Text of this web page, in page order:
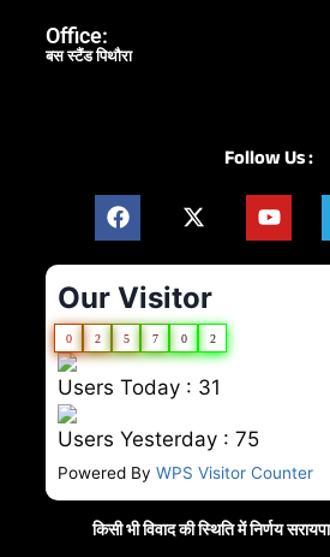
Office:
बस स्टैंड पिथौरा
Follow Us :
Our Visitor
0 2 5 7 0 2
Users Today : 31
Users Yesterday : 75
Powered By WPS Visitor Counter
किसी भी विवाद की स्थिति में निर्णय